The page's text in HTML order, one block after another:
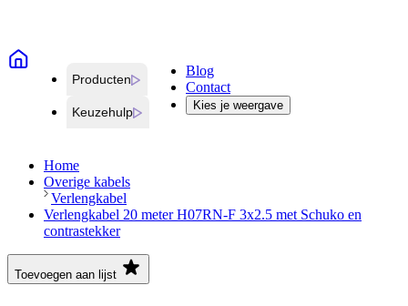
Producten
Keuzehulp
Blog
Contact
Kies je weergave
Home
Overige kabels
Verlengkabel
Verlengkabel 20 meter H07RN-F 3x2.5 met Schuko en
contrastekker
Toevoegen aan lijst